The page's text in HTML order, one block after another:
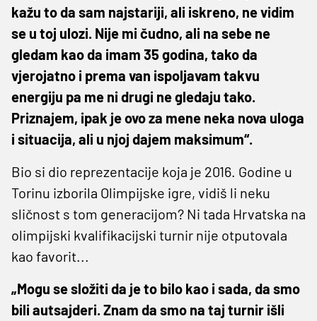
kažu to da sam najstariji, ali iskreno, ne vidim
se u toj ulozi. Nije mi čudno, ali na sebe ne
gledam kao da imam 35 godina, tako da
vjerojatno i prema van ispoljavam takvu
energiju pa me ni drugi ne gledaju tako.
Priznajem, ipak je ovo za mene neka nova uloga
i situacija, ali u njoj dajem maksimum“.
Bio si dio reprezentacije koja je 2016. Godine u
Torinu izborila Olimpijske igre, vidiš li neku
sličnost s tom generacijom? Ni tada Hrvatska na
olimpijski kvalifikacijski turnir nije otputovala
kao favorit...
„Mogu se složiti da je to bilo kao i sada, da smo
bili autsajderi. Znam da smo na taj turnir išli